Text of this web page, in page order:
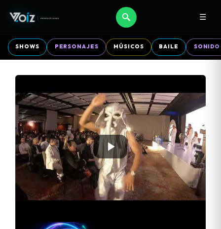
☰
SHOWS PERSONAJES MÚSICOS BAILE SONIDO